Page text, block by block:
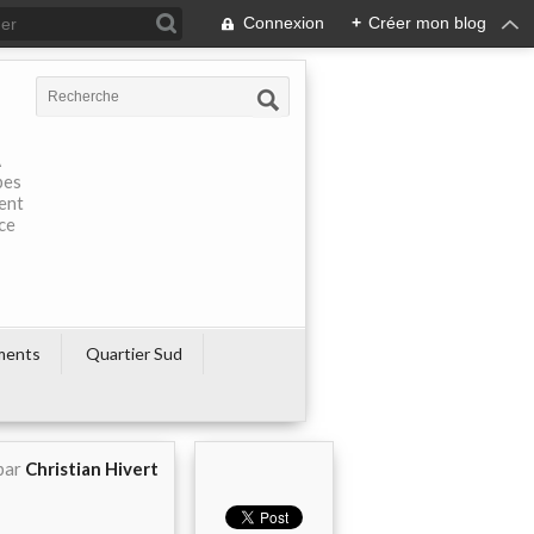
Connexion + Créer mon blog
Quartier Sud
Christian Hivert